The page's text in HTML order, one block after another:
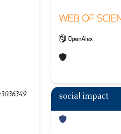
social impact